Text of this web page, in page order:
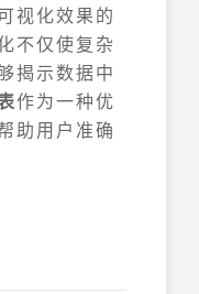
视化效果的
不仅使复杂
揭示数据中
作为一种优
助用户准确